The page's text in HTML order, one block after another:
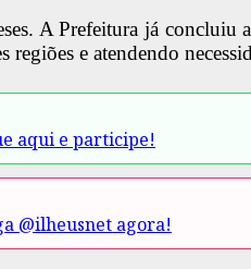
A Prefeitura já
e atendendo
aqui e participe!
@ilheusnet agora!